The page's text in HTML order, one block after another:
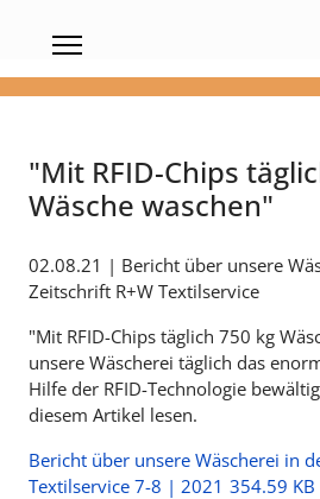
"Mit RFID-Chips
Wäsche waschen"
02.08.21 | Bericht über unsere
Zeitschrift R+W Textilservice
"Mit RFID-Chips täglich 750 kg
unsere Wäscherei täglich das
Hilfe der RFID-Technologie
diesem Artikel lesen.
Bericht über unsere Wäscherei in
Textilservice 7-8 | 2021 354.59 KB